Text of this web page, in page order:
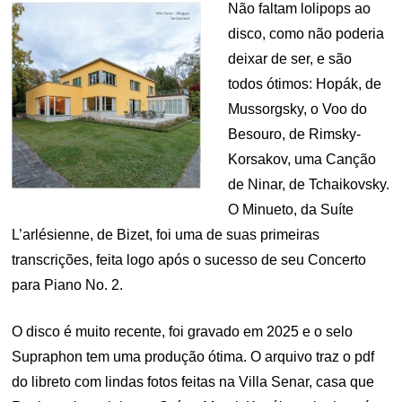
Não faltam lolipops ao
disco, como não poderia
deixar de ser, e são
todos ótimos: Hopák, de
Mussorgsky, o Voo do
Besouro, de Rimsky-
Korsakov, uma Canção
de Ninar, de Tchaikovsky.
O Minueto, da Suíte
L’arlésienne, de Bizet, foi uma de suas primeiras
transcrições, feita logo após o sucesso de seu Concerto
para Piano No. 2.
O disco é muito recente, foi gravado em 2025 e o selo
Supraphon tem uma produção ótima. O arquivo traz o pdf
do libreto com lindas fotos feitas na Villa Senar, casa que